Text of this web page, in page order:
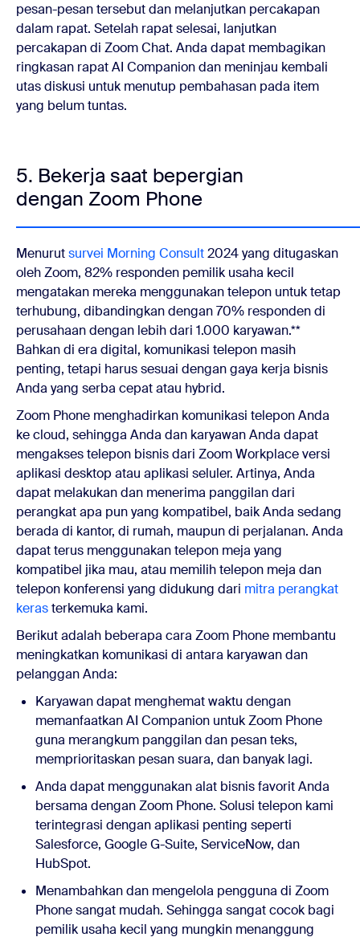
pesan-pesan tersebut dan melanjutkan percakapan
dalam rapat. Setelah rapat selesai, lanjutkan
percakapan di Zoom Chat. Anda dapat membagikan
ringkasan rapat AI Companion dan meninjau kembali
utas diskusi untuk menutup pembahasan pada item
yang belum tuntas.
5. Bekerja saat bepergian
dengan Zoom Phone
Menurutsurvei Morning Consult2024yang ditugaskan
oleh Zoom, 82% responden pemilik usaha kecil
mengatakan mereka menggunakan telepon untuk tetap
terhubung, dibandingkan dengan 70% responden di
perusahaan dengan lebih dari 1.000 karyawan.**
Bahkan di era digital, komunikasi telepon masih
penting, tetapi harus sesuai dengan gaya kerja bisnis
Anda yang serba cepat atau hybrid.
Zoom Phone menghadirkan komunikasi telepon Anda
ke cloud, sehingga Anda dan karyawan Anda dapat
mengakses telepon bisnis dari Zoom Workplace versi
aplikasi desktop atau aplikasi seluler. Artinya, Anda
dapat melakukan dan menerima panggilan dari
perangkat apa pun yang kompatibel, baik Anda sedang
berada di kantor, di rumah, maupun di perjalanan. Anda
dapat terus menggunakan telepon meja yang
kompatibel jika mau, atau memilih telepon meja dan
telepon konferensi yang didukung dari mitra perangkat
kerasterkemuka kami.
Berikut adalah beberapa cara Zoom Phone membantu
meningkatkan komunikasi di antara karyawan dan
pelanggan Anda:
Karyawan dapat menghemat waktu dengan
memanfaatkan AI Companion untuk Zoom Phone
guna merangkum panggilan dan pesan teks,
memprioritaskan pesan suara, dan banyak lagi.
Anda dapat menggunakan alat bisnis favorit Anda
bersama dengan Zoom Phone. Solusi telepon kami
terintegrasi dengan aplikasi penting seperti
Salesforce, Google G-Suite, ServiceNow, dan
HubSpot.
Menambahkan dan mengelola pengguna di Zoom
Phone sangat mudah. Sehingga sangat cocok bagi
pemilik usaha kecil yang mungkin menanggung